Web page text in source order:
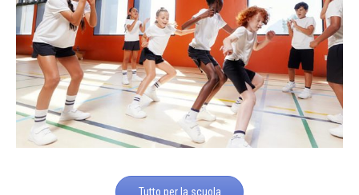
Tutto per la scuola